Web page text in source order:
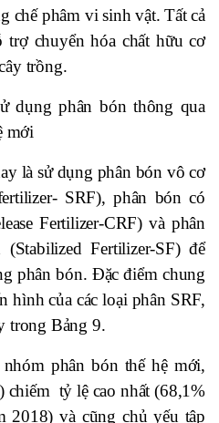
chế phâm vi sinh vật. Tất cả
trợ chuyển hóa chất hữu cơ
trồng.
dụng phân bón thông qua
mới
là sử dụng phân bón vô cơ
SRF), phân bón có
Fertilizer-CRF) và phân
Fertilizer-SF) để
phân bón. Đặc điểm chung
hình của các loại phân SRF,
trong Bảng 9.
phân bón thế hệ mới,
chiếm tỷ lệ cao nhất (68,1%
2018) và cũng chủ yếu tập